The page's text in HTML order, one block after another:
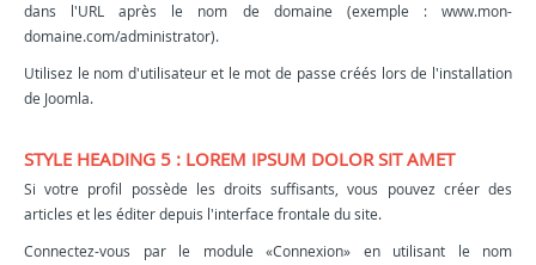
dans l'URL après le nom de domaine (exemple : www.mon-
domaine.com/administrator).
Utilisez le nom d'utilisateur et le mot de passe créés lors de l'installation
de Joomla.
STYLE HEADING 5 : LOREM IPSUM DOLOR SIT AMET
Si votre profil possède les droits suffisants, vous pouvez créer des
articles et les éditer depuis l'interface frontale du site.
Connectez-vous par le module «Connexion» en utilisant le nom